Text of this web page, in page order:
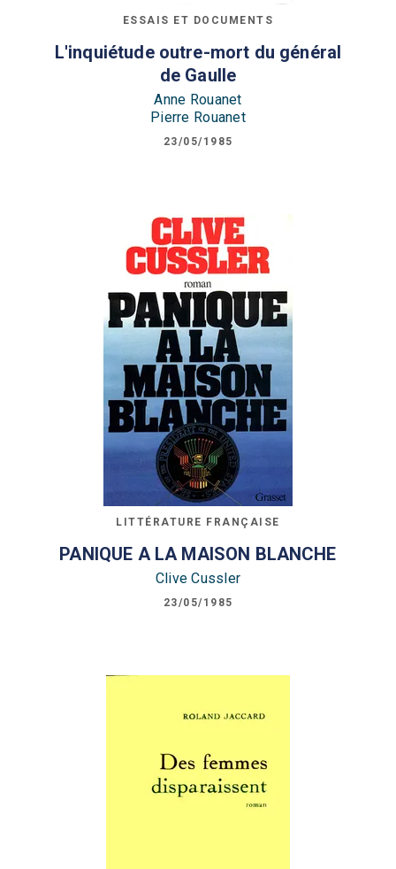
ESSAIS ET DOCUMENTS
L'inquiétude outre-mort du général
de Gaulle
Anne Rouanet
Pierre Rouanet
23/05/1985
LITTÉRATURE FRANÇAISE
PANIQUE A LA MAISON BLANCHE
Clive Cussler
23/05/1985